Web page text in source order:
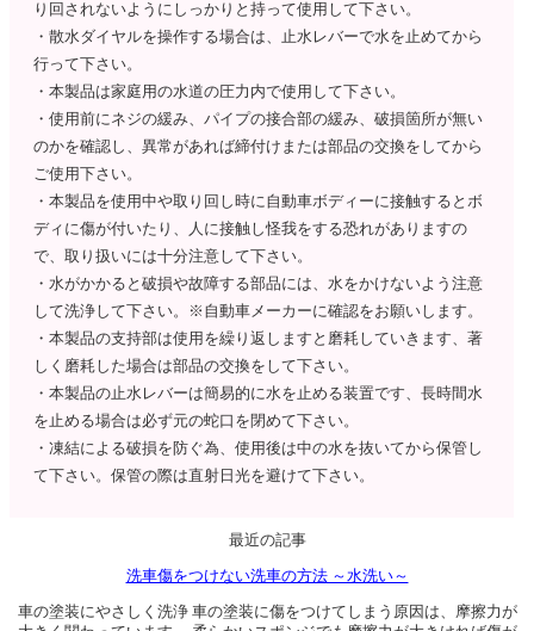
り回されないようにしっかりと持って使用して下さい。
・散水ダイヤルを操作する場合は、止水レバーで水を止めてから
行って下さい。
・本製品は家庭用の水道の圧力内で使用して下さい。
・使用前にネジの緩み、パイプの接合部の緩み、破損箇所が無い
のかを確認し、異常があれば締付けまたは部品の交換をしてから
ご使用下さい。
・本製品を使用中や取り回し時に自動車ボディーに接触するとボ
ディに傷が付いたり、人に接触し怪我をする恐れがありますの
で、取り扱いには十分注意して下さい。
・水がかかると破損や故障する部品には、水をかけないよう注意
して洗浄して下さい。※自動車メーカーに確認をお願いします。
・本製品の支持部は使用を繰り返しますと磨耗していきます、著
しく磨耗した場合は部品の交換をして下さい。
・本製品の止水レバーは簡易的に水を止める装置です、長時間水
を止める場合は必ず元の蛇口を閉めて下さい。
・凍結による破損を防ぐ為、使用後は中の水を抜いてから保管し
て下さい。保管の際は直射日光を避けて下さい。
最近の記事
洗車傷をつけない洗車の方法 ～水洗い～
車の塗装にやさしく洗浄 車の塗装に傷をつけてしまう原因は、摩擦力が